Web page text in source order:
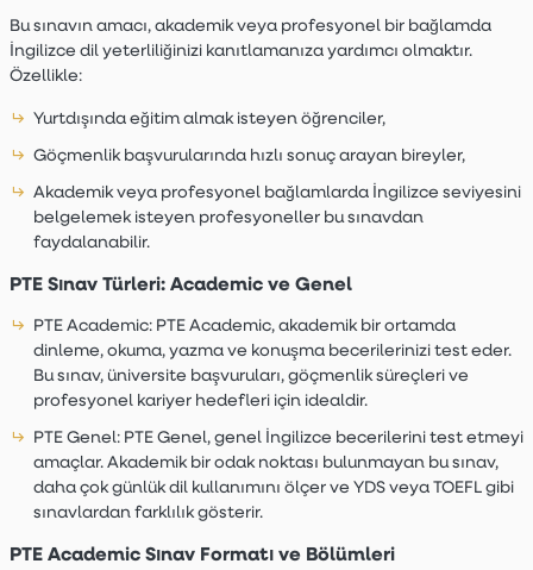
Bu sınavın amacı, akademik veya profesyonel bir bağlamda
İngilizce dil yeterliliğinizi kanıtlamanıza yardımcı olmaktır.
Özellikle:
Yurtdışında eğitim almak isteyen öğrenciler,
Göçmenlik başvurularında hızlı sonuç arayan bireyler,
Akademik veya profesyonel bağlamlarda İngilizce seviyesini
belgelemek isteyen profesyoneller bu sınavdan
faydalanabilir.
PTE Sınav Türleri: Academic ve Genel
PTE Academic: PTE Academic, akademik bir ortamda
dinleme, okuma, yazma ve konuşma becerilerinizi test eder.
Bu sınav, üniversite başvuruları, göçmenlik süreçleri ve
profesyonel kariyer hedefleri için idealdir.
PTE Genel: PTE Genel, genel İngilizce becerilerini test etmeyi
amaçlar. Akademik bir odak noktası bulunmayan bu sınav,
daha çok günlük dil kullanımını ölçer ve YDS veya TOEFL gibi
sınavlardan farklılık gösterir.
PTE Academic Sınav Formatı ve Bölümleri